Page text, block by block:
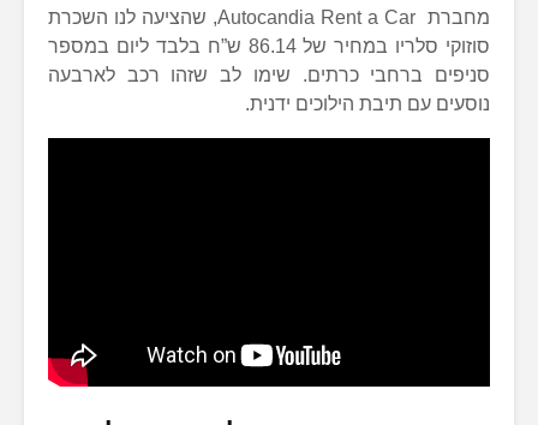
מחברת Autocandia Rent a Car, שהציעה לנו השכרת
סוזוקי סלריו במחיר של 86.14 ש”ח בלבד ליום במספר
סניפים ברחבי כרתים. שימו לב שזהו רכב לארבעה
נוסעים עם תיבת הילוכים ידנית.